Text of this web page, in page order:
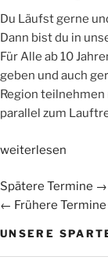
Du Läufst gerne
Dann bist du in
Für Alle ab 10
geben und auch
Region
parallel zum
„NEU:
Jugendlaufgruppe“
weiterlesen
Spätere Termine →
← Frühere Termine
UNSERE